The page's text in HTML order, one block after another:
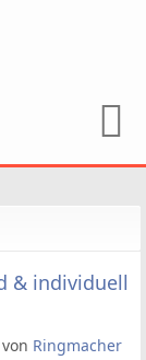
& individuell
Ringmacher